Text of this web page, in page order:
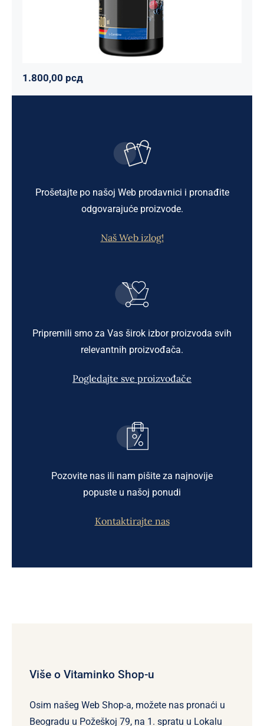
1.800,00 рсд
Prošetajte po našoj Web prodavnici i pronađite
odgovarajuće proizvode.
Naš Web izlog!
Pripremili smo za Vas širok izbor proizvoda svih
relevantnih proizvođača.
Pogledajte sve proizvođače
Pozovite nas ili nam pišite za najnovije
popuste u našoj ponudi
Kontaktirajte nas
Više o Vitaminko Shop-u
Osim našeg Web Shop-a, možete nas pronaći u
Beogradu u Požeškoj 79, na 1. spratu u Lokalu